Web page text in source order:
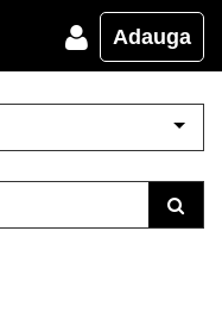
Adauga